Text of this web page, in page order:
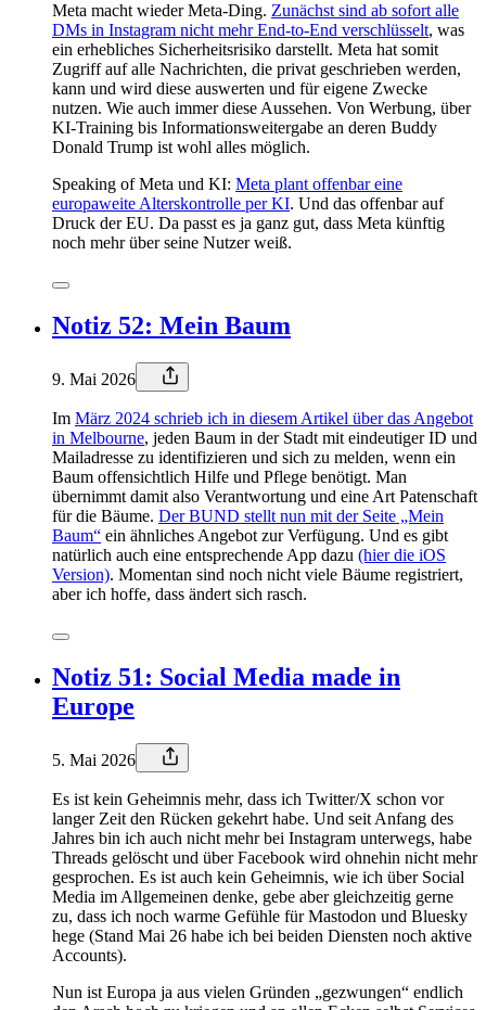
Meta macht wieder Meta-Ding. Zunächst sind ab sofort alle
DMs in Instagram nicht mehr End-to-End verschlüsselt, was
ein erhebliches Sicherheitsrisiko darstellt. Meta hat somit
Zugriff auf alle Nachrichten, die privat geschrieben werden,
kann und wird diese auswerten und für eigene Zwecke
nutzen. Wie auch immer diese Aussehen. Von Werbung, über
KI-Training bis Informationsweitergabe an deren Buddy
Donald Trump ist wohl alles möglich.
Speaking of Meta und KI: Meta plant offenbar eine
europaweite Alterskontrolle per KI. Und das offenbar auf
Druck der EU. Da passt es ja ganz gut, dass Meta künftig
noch mehr über seine Nutzer weiß.
Notiz 52: Mein Baum
9. Mai 2026
Im März 2024 schrieb ich in diesem Artikel über das Angebot
in Melbourne, jeden Baum in der Stadt mit eindeutiger ID und
Mailadresse zu identifizieren und sich zu melden, wenn ein
Baum offensichtlich Hilfe und Pflege benötigt. Man
übernimmt damit also Verantwortung und eine Art Patenschaft
für die Bäume. Der BUND stellt nun mit der Seite „Mein
Baum“ ein ähnliches Angebot zur Verfügung. Und es gibt
natürlich auch eine entsprechende App dazu (hier die iOS
Version). Momentan sind noch nicht viele Bäume registriert,
aber ich hoffe, dass ändert sich rasch.
Notiz 51: Social Media made in
Europe
5. Mai 2026
Es ist kein Geheimnis mehr, dass ich Twitter/X schon vor
langer Zeit den Rücken gekehrt habe. Und seit Anfang des
Jahres bin ich auch nicht mehr bei Instagram unterwegs, habe
Threads gelöscht und über Facebook wird ohnehin nicht mehr
gesprochen. Es ist auch kein Geheimnis, wie ich über Social
Media im Allgemeinen denke, gebe aber gleichzeitig gerne
zu, dass ich noch warme Gefühle für Mastodon und Bluesky
hege (Stand Mai 26 habe ich bei beiden Diensten noch aktive
Accounts).
Nun ist Europa ja aus vielen Gründen „gezwungen“ endlich